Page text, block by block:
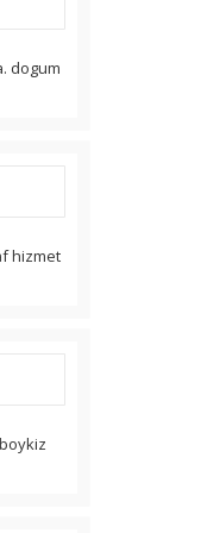
dogum
hizmet